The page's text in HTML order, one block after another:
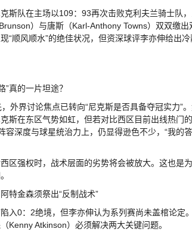
队在主场以109：93再次击败克利夫兰骑士队
）与唐斯（Karl-Anthony Towns）双双缴
“顺风顺水”的绝佳状况，但资深球评李亦伸给出
真的一片坦途？
界讨论焦点已转向“尼克斯是否具备夺冠实力”
斯在东区气势如虹，但若对比西区目前出线热门
容深度与球星统治力上，仍显得逊色不少，“我的
强权时，战术层面的劣势将会被放大。这也是
金森须祭出“反制战术”
0：2绝境，但李亦伸认为系列赛尚未盖棺论定
Kenny Atkinson）必须解决两大关键问题。